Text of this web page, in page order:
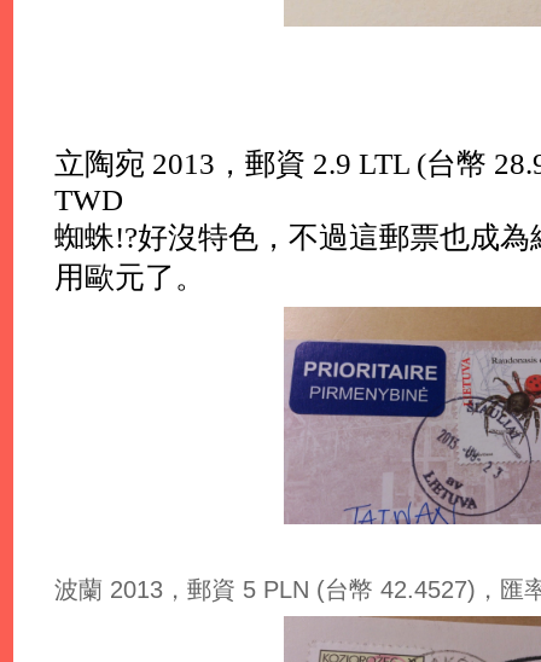
立陶宛 2013，郵資 2.9 LTL (台幣
TWD
蜘蛛!?好沒特色，不過這郵票也成
用歐元了。
波蘭 2013，郵資 5 PLN (台幣 42.4527)，匯